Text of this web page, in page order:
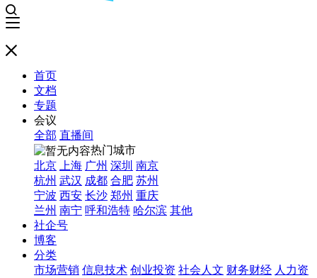
首页
文档
专题
会议
全部 直播间
热门城市
北京
上海 广州 深圳 南京
杭州 武汉 成都 合肥 苏州
宁波 西安 长沙 郑州 重庆
兰州 南宁 呼和浩特 哈尔滨 其他
社企号
博客
分类
市场营销 信息技术 创业投资 社会人文 财务财经 人力资